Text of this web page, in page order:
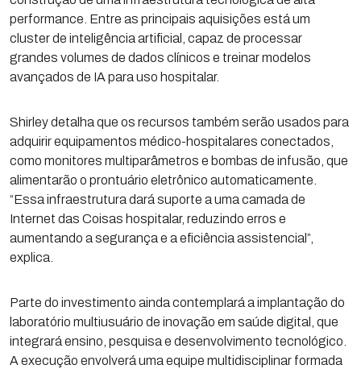
performance. Entre as principais aquisições está um
cluster de inteligência artificial, capaz de processar
grandes volumes de dados clínicos e treinar modelos
avançados de IA para uso hospitalar.
Shirley detalha que os recursos também serão usados para
adquirir equipamentos médico-hospitalares conectados,
como monitores multiparâmetros e bombas de infusão, que
alimentarão o prontuário eletrônico automaticamente.
“Essa infraestrutura dará suporte a uma camada de
Internet das Coisas hospitalar, reduzindo erros e
aumentando a segurança e a eficiência assistencial”,
explica.
Parte do investimento ainda contemplará a implantação do
laboratório multiusuário de inovação em saúde digital, que
integrará ensino, pesquisa e desenvolvimento tecnológico.
A execução envolverá uma equipe multidisciplinar formada